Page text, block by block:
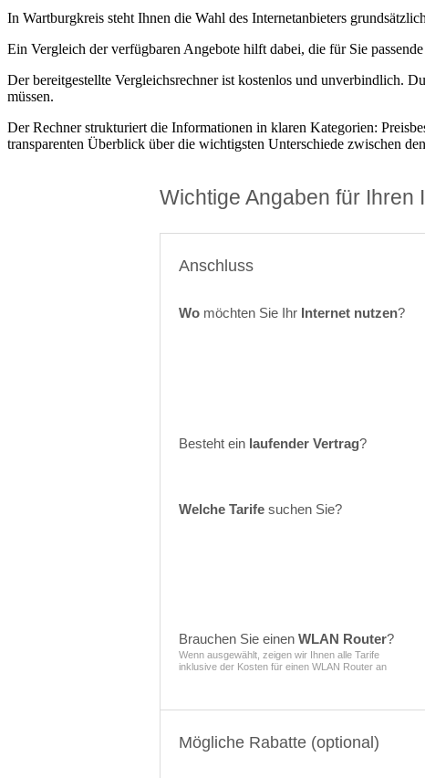
In Wartburgkreis steht Ihnen die Wahl des Internetanbieters
Ein Vergleich der verfügbaren Angebote hilft dabei, die für Sie
Der bereitgestellte Vergleichsrechner ist kostenlos und unverbindlich.
müssen.
Der Rechner strukturiert die Informationen in klaren Kategorien:
transparenten Überblick über die wichtigsten Unterschiede zwischen